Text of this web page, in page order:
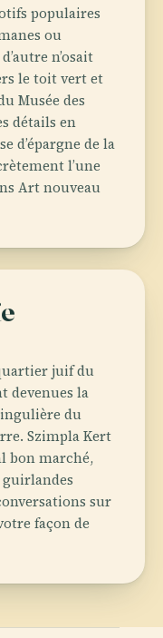
populaires
ou
n’osait
le toit vert et
Musée des
détails en
d’épargne de la
l’une
Art nouveau
juif du
devenues la
du
Szimpla Kert
bon marché,
sur
façon de